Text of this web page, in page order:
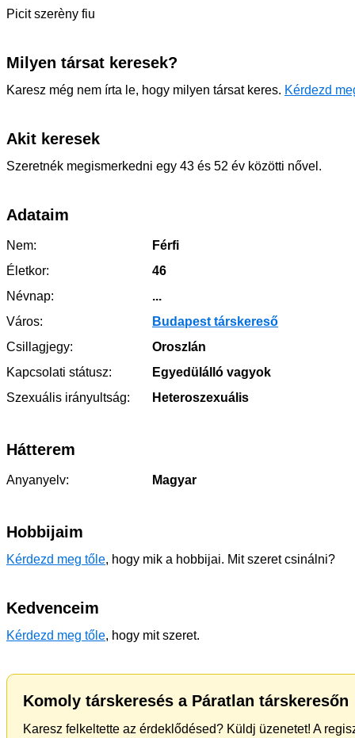
Picit szerèny fiu
Milyen társat keresek?
Karesz még nem írta le, hogy milyen társat keres. Kérdezd
Akit keresek
Szeretnék megismerkedni egy 43 és 52 év közötti nővel.
Adataim
Nem:
Férfi
Életkor:
46
Névnap:
...
Város:
Budapest társkereső
Csillagjegy:
Oroszlán
Kapcsolati státusz:
Egyedülálló vagyok
Szexuális irányultság:
Heteroszexuális
Hátterem
Anyanyelv: Magyar
Hobbijaim
Kérdezd meg tőle, hogy mik a hobbijai. Mit szeret csinálni?
Kedvenceim
Kérdezd meg tőle, hogy mit szeret.
Komoly társkeresés a Páratlan társkeresőn
Karesz felkeltette az érdeklődésed? Küldj üzenetet! A